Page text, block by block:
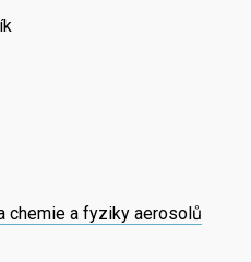
chemie a fyziky aerosolů